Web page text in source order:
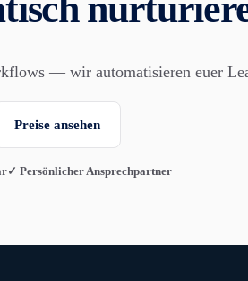
— wir automatisieren euer
Preise ansehen
✓ Persönlicher Ansprechpartner